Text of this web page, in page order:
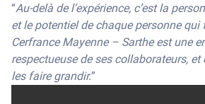
“Au-delà de l’expérience, c’est la
et le potentiel de chaque personne
Cerfrance Mayenne – Sarthe est une
respectueuse de ses collaborateurs,
les faire grandir.”